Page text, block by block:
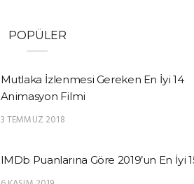
POPÜLER
Mutlaka İzlenmesi Gereken En İyi 14
Animasyon Filmi
3 TEMMUZ 2018
IMDb Puanlarına Göre 2019’un En İyi